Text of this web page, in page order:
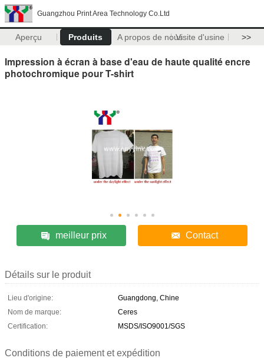
Guangzhou Print Area Technology Co.Ltd
Aperçu Produits A propos de nousVisite d'usine >>
Impression à écran à base d'eau de haute qualité encre
photochromique pour T-shirt
meilleur prix Contact
Détails sur le produit
Lieu d'origine:
Guangdong, Chine
Nom de marque:
Ceres
Certification:
MSDS/ISO9001/SGS
Conditions de paiement et expédition